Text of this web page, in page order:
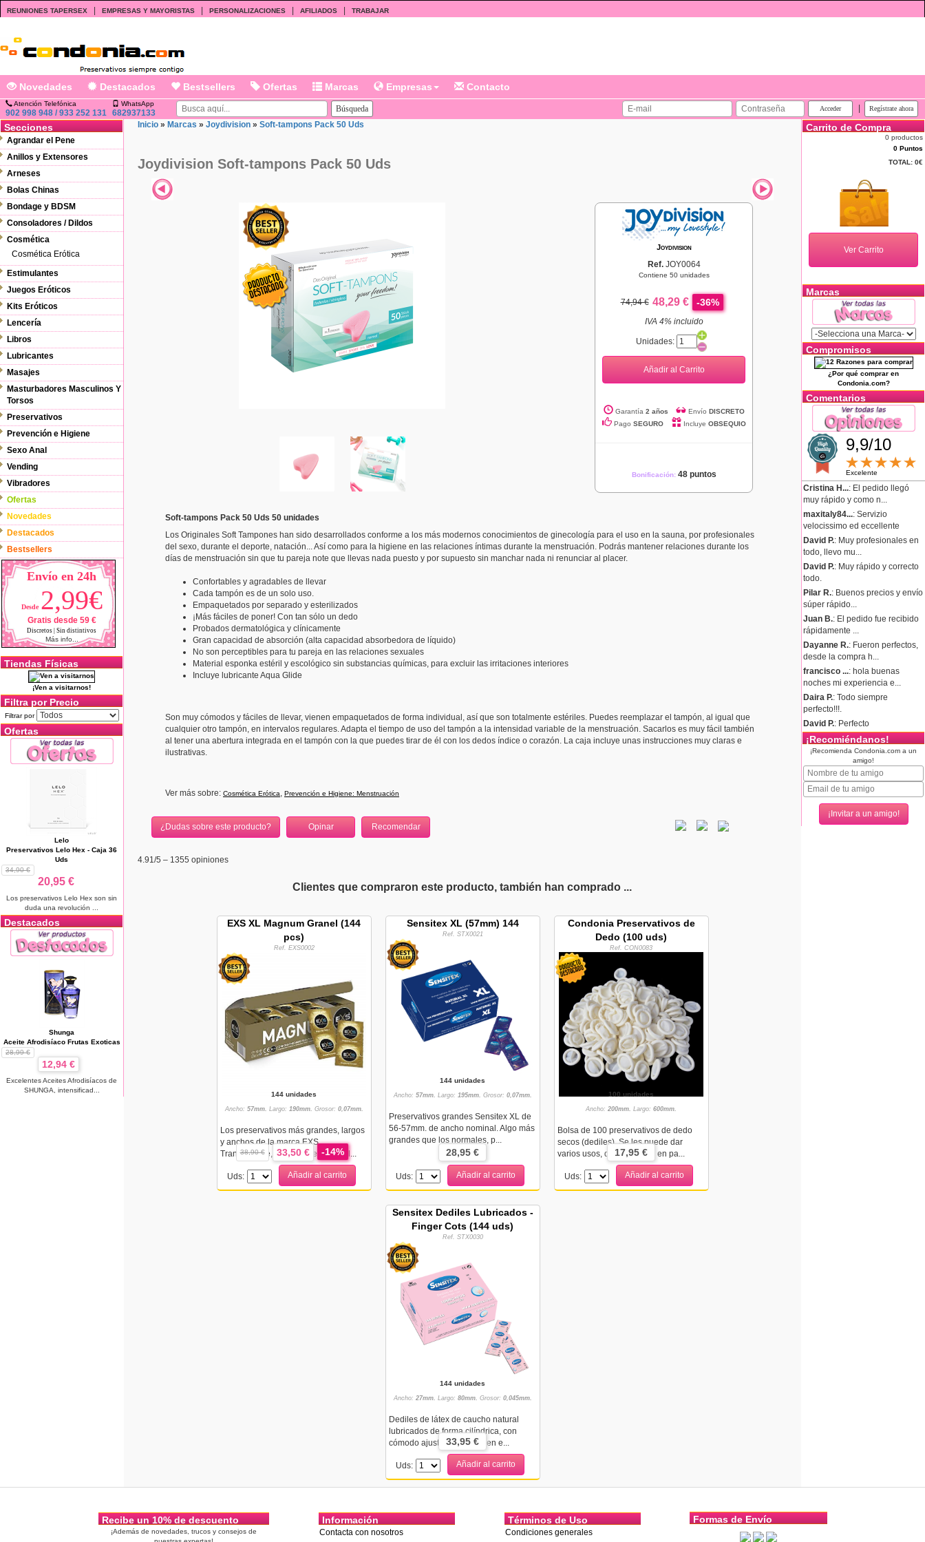
REUNIONES TAPERSEX EMPRESAS Y MAYORISTAS PERSONALIZACIONES AFILIADOS TRABAJAR
Novedades Destacados Bestsellers Ofertas Marcas Empresas Contacto
Atención Telefónica
902 998 948 / 933 252 131
WhatsApp
682937133
Secciones
Agrandar el Pene
Anillos y Extensores
Arneses
Bolas Chinas
Bondage y BDSM
Consoladores / Dildos
Cosmética
Cosmética Erótica
Estimulantes
Juegos Eróticos
Kits Eróticos
Lencería
Libros
Lubricantes
Masajes
Masturbadores Masculinos Y
Torsos
Preservativos
Prevención e Higiene
Sexo Anal
Vending
Vibradores
Ofertas
Novedades
Destacados
Bestsellers
Envío en 24h
Desde 2,99€
Gratis desde 59 €
Discretos | Sin distintivos
Más info...
Tiendas Físicas
¡Ven a visitarnos!
Filtra por Precio
Filtrar por
Ofertas
Lelo
Preservativos Lelo Hex - Caja 36
Uds
34,90 €
20,95 €
Los preservativos Lelo Hex son sin
duda una revolución ...
Destacados
Shunga
Aceite Afrodisíaco Frutas Exoticas
28,99 €
12,94 €
Excelentes Aceites Afrodisíacos de
SHUNGA, intensificad...
Inicio » Marcas » Joydivision » Soft-tampons Pack 50 Uds
Joydivision Soft-tampons Pack 50 Uds
Joydivision
Ref. JOY0064
Contiene 50 unidades
74,94 € 48,29 € -36%
IVA 4% incluido
Unidades:
Añadir al Carrito
Garantía 2 años Envío DISCRETO
Pago SEGURO Incluye OBSEQUIO
Bonificación: 48 puntos
Soft-tampons Pack 50 Uds 50 unidades
Los Originales Soft Tampones han sido desarrollados conforme a los más modernos conocimientos de ginecología para el uso en la sauna, por profesionales
del sexo, durante el deporte, natación... Así como para la higiene en las relaciones íntimas durante la menstruación. Podrás mantener relaciones durante los
días de menstruación sin que tu pareja note que llevas nada puesto y por supuesto sin manchar nada ni renunciar al placer.
Confortables y agradables de llevar
Cada tampón es de un solo uso.
Empaquetados por separado y esterilizados
¡Más fáciles de poner! Con tan sólo un dedo
Probados dermatológica y clínicamente
Gran capacidad de absorción (alta capacidad absorbedora de líquido)
No son perceptibles para tu pareja en las relaciones sexuales
Material esponka estéril y escológico sin substancias químicas, para excluir las irritaciones interiores
Incluye lubricante Aqua Glide
Son muy cómodos y fáciles de llevar, vienen empaquetados de forma individual, así que son totalmente estériles. Puedes reemplazar el tampón, al igual que
cualquier otro tampón, en intervalos regulares. Adapta el tiempo de uso del tampón a la intensidad variable de la menstruación. Sacarlos es muy fácil también
al tener una abertura integrada en el tampón con la que puedes tirar de él con los dedos índice o corazón. La caja incluye unas instrucciones muy claras e
ilustrativas.
Ver más sobre: Cosmética Erótica, Prevención e Higiene: Menstruación
¿Dudas sobre este producto?
4.91/5 – 1355 opiniones
Clientes que compraron este producto, también han comprado ...
EXS XL Magnum Granel (144
pcs)
Ref. EXS0002
144 unidades
Ancho: 57mm. Largo: 190mm. Grosor: 0,07mm.
Los preservativos más grandes, largos
y anchos de la marca EXS.
Transparente, liso, con depósito y l...
38,90 € 33,50 € -14%
Uds: Añadir al carrito
Sensitex XL (57mm) 144
Ref. STX0021
144 unidades
Ancho: 57mm. Largo: 195mm. Grosor: 0,07mm.
Preservativos grandes Sensitex XL de
56-57mm. de ancho nominal. Algo más
grandes que los normales, p...
28,95 €
Uds: Añadir al carrito
Condonia Preservativos de
Dedo (100 uds)
Ref. CON0083
100 unidades
Ancho: 200mm. Largo: 600mm.
Bolsa de 100 preservativos de dedo
secos (dediles). Se les puede dar
varios usos, desde juegos en pa...
17,95 €
Uds: Añadir al carrito
Sensitex Dediles Lubricados -
Finger Cots (144 uds)
Ref. STX0030
144 unidades
Ancho: 27mm. Largo: 80mm. Grosor: 0,045mm.
Dediles de látex de caucho natural
lubricados de forma cilíndrica, con
cómodo ajuste, indicados en e...
33,95 €
Uds: Añadir al carrito
Carrito de Compra
0 productos
0 Puntos
TOTAL: 0€
Marcas
Compromisos
¿Por qué comprar en
Condonia.com?
Comentarios
9,9/10
Excelente
Cristina H...: El pedido llegó
muy rápido y como n...
maxitaly84...: Servizio
velocissimo ed eccellente
David P.: Muy profesionales en
todo, llevo mu...
David P.: Muy rápido y correcto
todo.
Pilar R.: Buenos precios y envío
súper rápido...
Juan B.: El pedido fue recibido
rápidamente ...
Dayanne R.: Fueron perfectos,
desde la compra h...
francisco ...: hola buenas
noches mi experiencia e...
Daira P.: Todo siempre
perfecto!!!.
David P.: Perfecto
¡Recomiéndanos!
¡Recomienda Condonia.com a un
amigo!
Recibe un 10% de descuento
¡Además de novedades, trucos y consejos de
Información
Contacta con nosotros
Términos de Uso
Condiciones generales
Formas de Envío